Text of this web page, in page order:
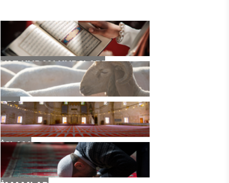
YAZ KURAN KURSLARI
TDV
İSLAM